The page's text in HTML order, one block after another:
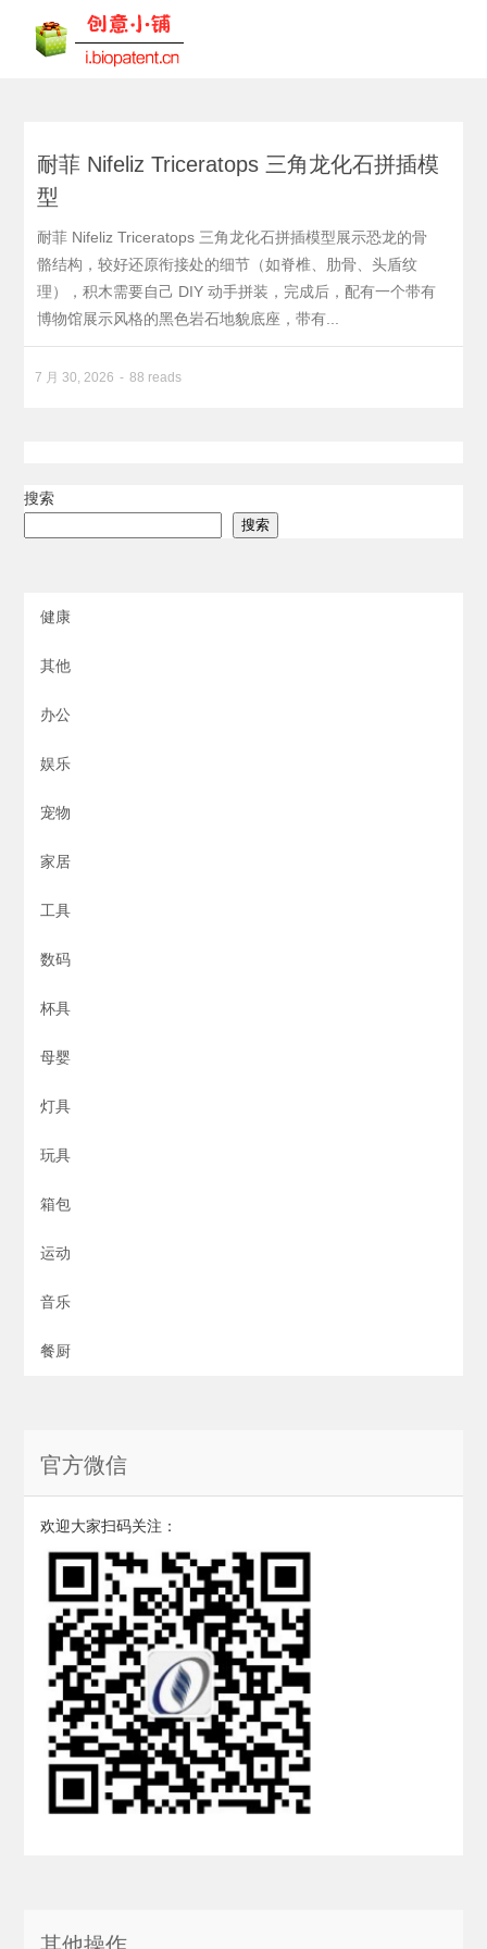
耐菲 Nifeliz Triceratops 三角龙化石拼插模
型
耐菲 Nifeliz Triceratops 三角龙化石拼插模型展示恐龙的骨
骼结构，较好还原衔接处的细节（如脊椎、肋骨、头盾纹
理），积木需要自己 DIY 动手拼装，完成后，配有一个带有
博物馆展示风格的黑色岩石地貌底座，带有...
7 月 30, 2026 88 reads
搜索
搜索
健康
其他
办公
娱乐
宠物
家居
工具
数码
杯具
母婴
灯具
玩具
箱包
运动
音乐
餐厨
官方微信
欢迎大家扫码关注：